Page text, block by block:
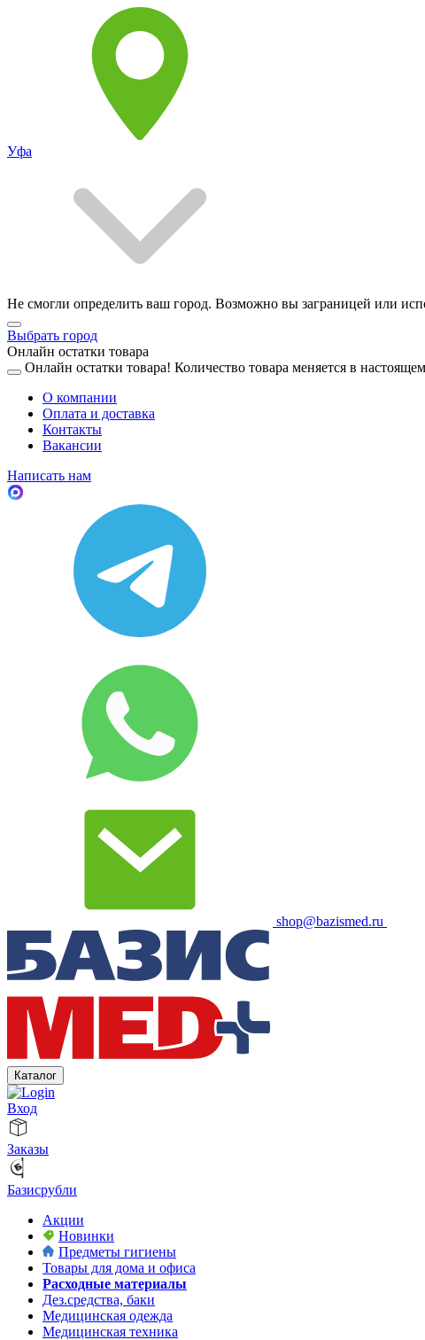
Уфа
Не смогли определить ваш город. Возможно вы заграницей или
Выбрать город
Онлайн остатки товара
Онлайн остатки товара! Количество товара меняется в
О компании
Оплата и доставка
Контакты
Вакансии
Написать нам
shop@bazismed.ru
Каталог
Вход
Заказы
Базисрубли
Акции
Новинки
Предметы гигиены
Товары для дома и офиса
Расходные материалы
Дез.средства, баки
Медицинская одежда
Медицинская техника